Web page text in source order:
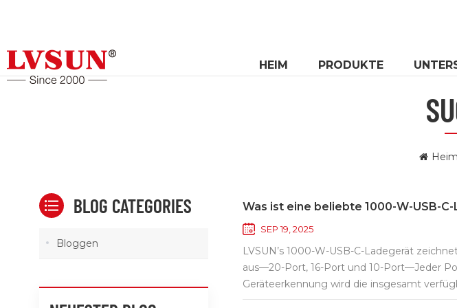
HEIM PRODUKTE
Heim
Was ist eine beliebte 1000-W-USB-
SEP 19, 2025
LVSUN’s 1000-W-USB-C-Ladegerät
aus—20-Port, 16-Port und 10-Port—Jeder
Geräteerkennung wird die insgesamt
gleichzeitig gewährleistet.Dieses
BLOG CATEGORIES
Bloggen